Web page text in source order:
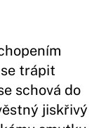
trápit
schová do
jiskřivý